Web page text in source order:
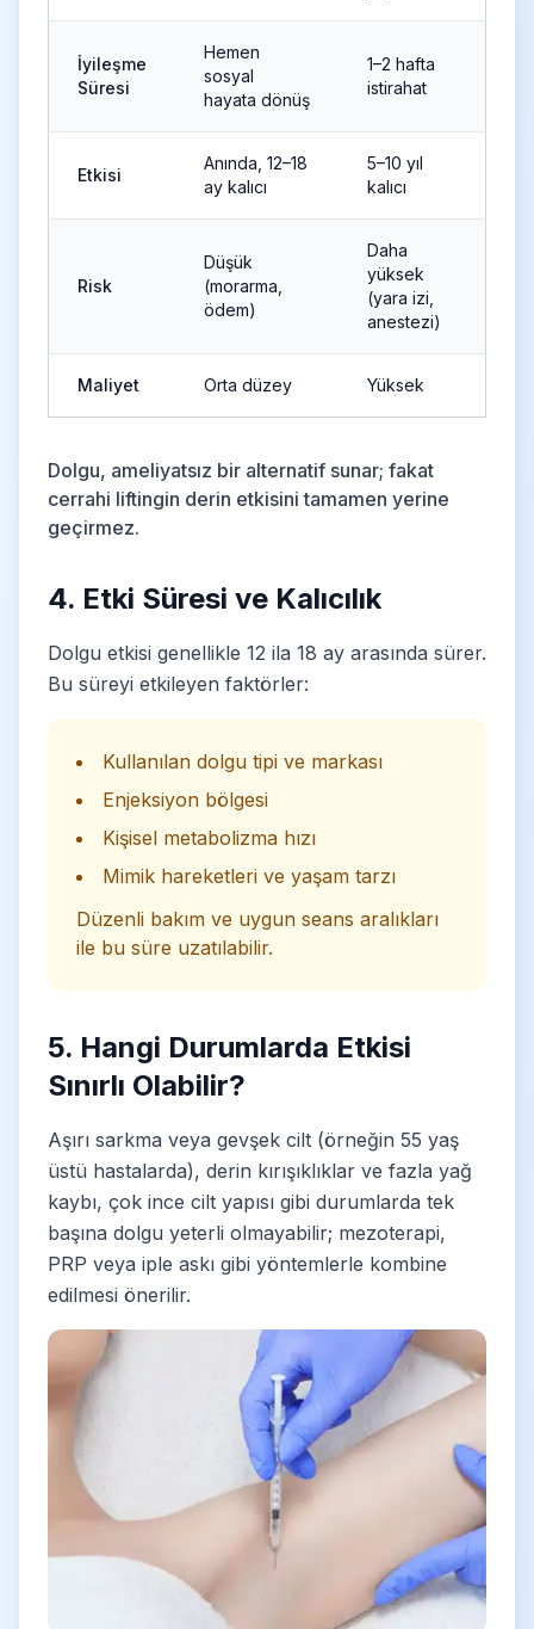
İyileşme
Süresi
Hemen
sosyal
hayata dönüş
1–2 hafta
istirahat
Etkisi
Anında, 12–18
ay kalıcı
5–10 yıl
kalıcı
Risk
Düşük
(morarma,
ödem)
Daha
yüksek
(yara izi,
anestezi)
Maliyet Orta düzey Yüksek
Dolgu, ameliyatsız bir alternatif sunar; fakat
cerrahi liftingin derin etkisini tamamen yerine
geçirmez.
4. Etki Süresi ve Kalıcılık
Dolgu etkisi genellikle 12 ila 18 ay arasında sürer.
Bu süreyi etkileyen faktörler:
Kullanılan dolgu tipi ve markası
Enjeksiyon bölgesi
Kişisel metabolizma hızı
Mimik hareketleri ve yaşam tarzı
Düzenli bakım ve uygun seans aralıkları
ile bu süre uzatılabilir.
5. Hangi Durumlarda Etkisi
Sınırlı Olabilir?
Aşırı sarkma veya gevşek cilt (örneğin 55 yaş
üstü hastalarda), derin kırışıklıklar ve fazla yağ
kaybı, çok ince cilt yapısı gibi durumlarda tek
başına dolgu yeterli olmayabilir; mezoterapi,
PRP veya iple askı gibi yöntemlerle kombine
edilmesi önerilir.